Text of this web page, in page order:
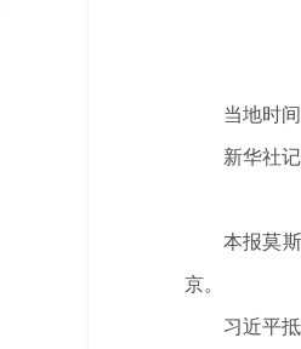
当地时
新华社记
本报莫斯科
京。
习近平抵达